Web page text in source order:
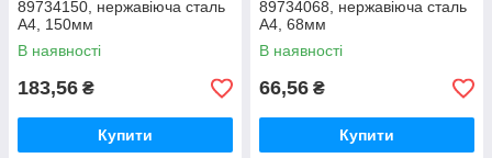
89734150, нержавіюча сталь
А4, 150мм
В наявності
183,56 ₴
Купити
89734068, нержавіюча сталь
А4, 68мм
В наявності
66,56 ₴
Купити